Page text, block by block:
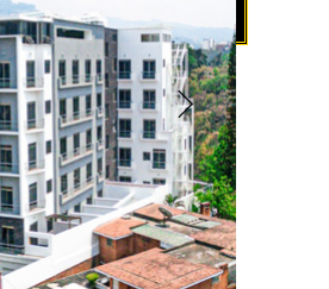
Agendar Visita